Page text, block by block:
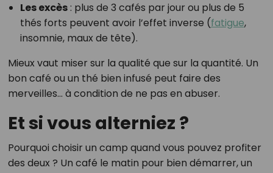
Les excès: plus de 3 cafés par jour ou plus de 5
thés forts peuvent avoir l’effet inverse (fatigue,
insomnie, maux de tête).
Mieux vaut miser sur la qualité que sur la quantité. Un
bon café ou un thé bien infusé peut faire des
merveilles… à condition de ne pas en abuser.
Et si vous alterniez ?
Pourquoi choisir un camp quand vous pouvez profiter
des deux ? Un café le matin pour bien démarrer, un